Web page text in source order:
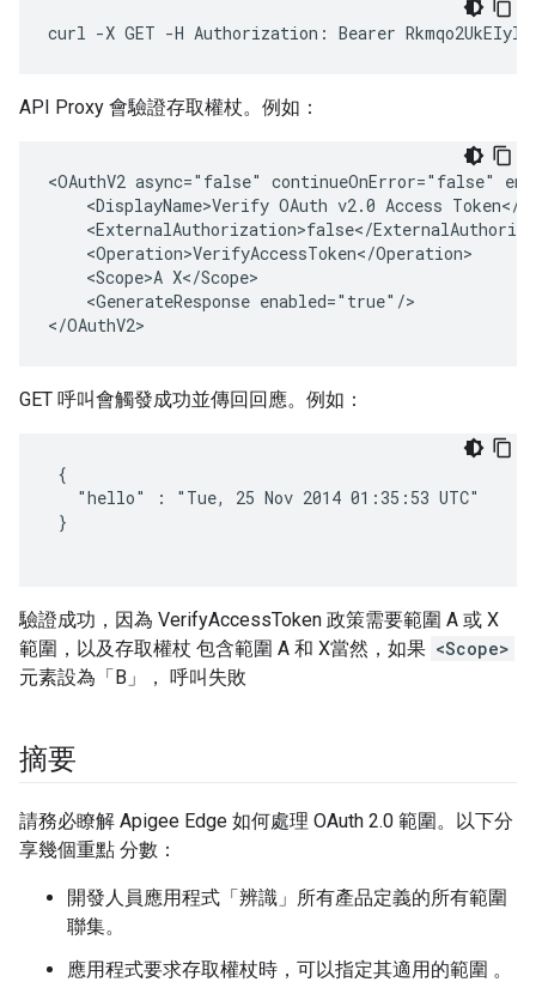
curl -X GET -H Authorization: Bearer
API Proxy 會驗證存取權杖。例如：
<OAuthV2 async="false" continueOnError="false"
<DisplayName>Verify OAuth v2.0 Access Token</
<ExternalAuthorization>false</
    <Operation>VerifyAccessToken</Operation>
    <Scope>A X</Scope>
    <GenerateResponse enabled="true"/>
</OAuthV2>
GET 呼叫會觸發成功並傳回回應。例如：
{
   "hello" : "Tue, 25 Nov 2014 01:35:53 UTC"
}
驗證成功，因為 VerifyAccessToken 政策需要範圍 A 或 X
範圍，以及存取權杖 包含範圍 A 和 X當然，如果 <Scope>
元素設為「B」， 呼叫失敗
摘要
請務必瞭解 Apigee Edge 如何處理 OAuth 2.0 範圍。以下分
享幾個重點 分數：
開發人員應用程式「辨識」所有產品定義的所有範圍
聯集。
應用程式要求存取權杖時，可以指定其適用的範圍 。